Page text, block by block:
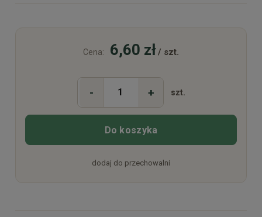
Cena: 6,60 zł/ szt.
- + szt.
Do koszyka
dodaj do przechowalni